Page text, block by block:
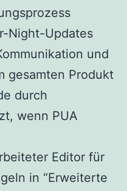
Night-Updates
und
gesamten Produkt
durch
wenn PUA
Editor für
in “Erweiterte